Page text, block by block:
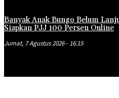
Banyak Anak Bungo Belum
Siapkan PJJ 100 Persen Online
Jumat, 7 Agustus 2026 - 16:15